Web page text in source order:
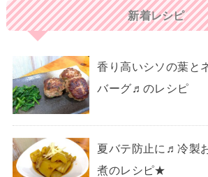
新着レシピ
香り高いシソの葉と
バーグ♬のレシピ
夏バテ防止に♬冷製
煮のレシピ★